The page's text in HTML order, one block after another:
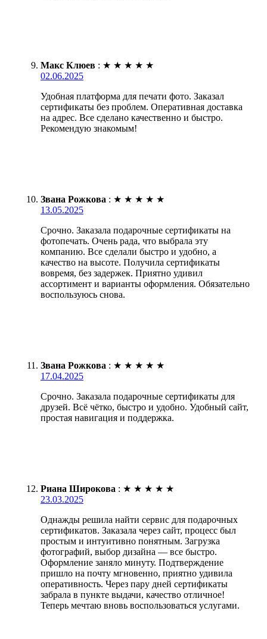
Макс Клюев : ★ ★ ★ ★ ★
02.06.2025
Удобная платформа для печати фото. Заказал
сертификаты без проблем. Оперативная доставка
на адрес. Все сделано качественно и быстро.
Рекомендую знакомым!
Звана Рожкова : ★ ★ ★ ★ ★
13.05.2025
Срочно. Заказала подарочные сертификаты на
фотопечать. Очень рада, что выбрала эту
компанию. Все сделали быстро и удобно, а
качество на высоте. Получила сертификаты
вовремя, без задержек. Приятно удивил
ассортимент и варианты оформления. Обязательно
воспользуюсь снова.
Звана Рожкова : ★ ★ ★ ★ ★
17.04.2025
Срочно. Заказала подарочные сертификаты для
друзей. Всё чётко, быстро и удобно. Удобный сайт,
простая навигация и поддержка.
Риана Широкова : ★ ★ ★ ★ ★
23.03.2025
Однажды решила найти сервис для подарочных
сертификатов. Заказала через сайт, процесс был
простым и интуитивно понятным. Загрузка
фотографий, выбор дизайна — все быстро.
Оформление заняло минуту. Подтверждение
пришло на почту мгновенно, приятно удивила
оперативность. Через пару дней сертификаты
забрала в пункте выдачи, качество отличное!
Теперь мечтаю вновь воспользоваться услугами.